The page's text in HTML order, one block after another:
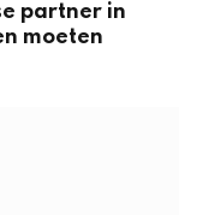
partner in
moeten